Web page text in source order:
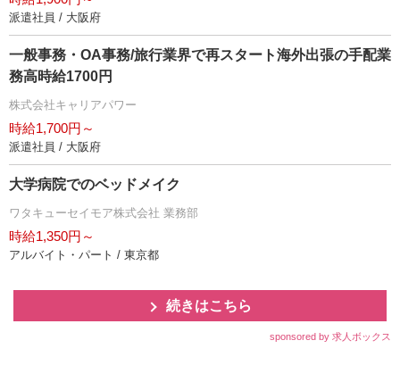
派遣社員 / 大阪府
一般事務・OA事務/旅行業界で再スタート海外出張の手配業
務高時給1700円
株式会社キャリアパワー
時給1,700円～
派遣社員 / 大阪府
大学病院でのベッドメイク
ワタキューセイモア株式会社 業務部
時給1,350円～
アルバイト・パート / 東京都
続きはこちら
sponsored by 求人ボックス